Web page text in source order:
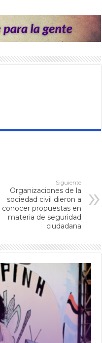
Siguiente
Organizaciones de la
sociedad civil dieron a
conocer propuestas en
materia de seguridad
ciudadana